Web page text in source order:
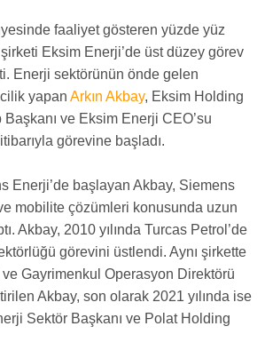
faaliyet gösteren yüzde yüz
Eksim Enerji’de üst düzey görev
Enerji sektörünün önde gelen
yapan Arkın Akbay, Eksim Holding
ve Eksim Enerji CEO’su
görevine başladı.
Enerji’de başlayan Akbay, Siemens
mobilite çözümleri konusunda uzun
Akbay, 2010 yılında Turcas Petrol’de
görevini üstlendi. Aynı şirkette
ve Gayrimenkul Operasyon Direktörü
Akbay, son olarak 2021 yılında ise
Sektör Başkanı ve Polat Holding